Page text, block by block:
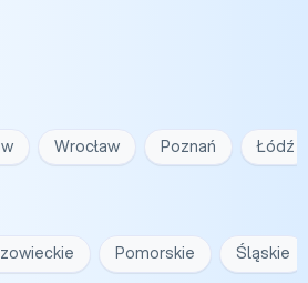
Wrocław Poznań Łódź
Pomorskie Śląskie